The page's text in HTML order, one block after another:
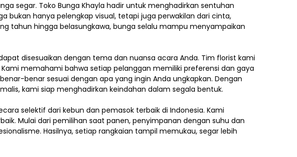
segar. Toko Bunga Khayla hadir untuk menghadirkan sentuhan
bukan hanya pelengkap visual, tetapi juga perwakilan dari cinta,
tahun hingga belasungkawa, bunga selalu mampu menyampaikan
disesuaikan dengan tema dan nuansa acara Anda. Tim florist kami
memahami bahwa setiap pelanggan memiliki preferensi dan gaya
benar sesuai dengan apa yang ingin Anda ungkapkan. Dengan
kami siap menghadirkan keindahan dalam segala bentuk.
selektif dari kebun dan pemasok terbaik di Indonesia. Kami
Mulai dari pemilihan saat panen, penyimpanan dengan suhu dan
Hasilnya, setiap rangkaian tampil memukau, segar lebih